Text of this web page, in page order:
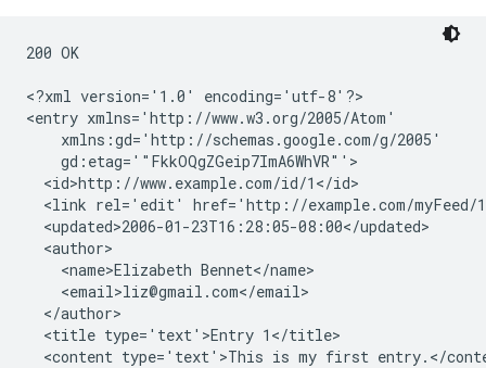
200 OK
<?xml version='1.0' encoding='utf-8'?>
<entry xmlns='http://www.w3.org/2005/Atom'
    xmlns:gd='http://schemas.google.com/g/2005'
    gd:etag='"FkkOQgZGeip7ImA6WhVR"'>
  <id>http://www.example.com/id/1</id>
<link rel='edit' href='http://example.com/myFeed/
  <updated>2006-01-23T16:28:05-08:00</updated>
  <author>
    <name>Elizabeth Bennet</name>
    <email>liz@gmail.com</email>
  </author>
  <title type='text'>Entry 1</title>
<content type='text'>This is my first entry.</